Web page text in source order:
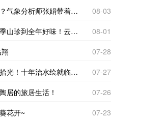
临沧到底多凉快？气象分析师张娟带着仪器来实测
08-03
生活新算法｜一季山珍到全年好味！云南临沧“树koko”里的致富经
08-01
07-28
湖畔听风，河畔拾光！十年治水绘就临翔“家门口的诗与远方”
07-27
居的旅居生活！
07-26
花开~
07-23